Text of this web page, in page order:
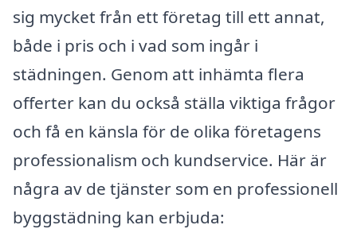
sig mycket från ett företag till ett annat,
både i pris och i vad som ingår i
städningen. Genom att inhämta flera
offerter kan du också ställa viktiga frågor
och få en känsla för de olika företagens
professionalism och kundservice. Här är
några av de tjänster som en professionell
byggstädning kan erbjuda: